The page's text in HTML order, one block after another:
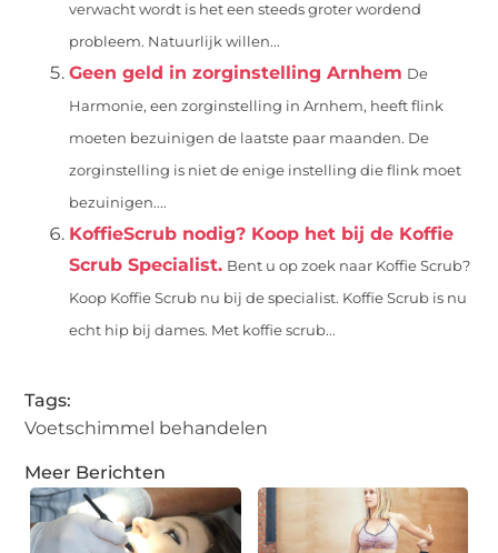
verwacht wordt is het een steeds groter wordend
probleem. Natuurlijk willen...
Geen geld in zorginstelling Arnhem De
Harmonie, een zorginstelling in Arnhem, heeft flink
moeten bezuinigen de laatste paar maanden. De
zorginstelling is niet de enige instelling die flink moet
bezuinigen....
KoffieScrub nodig? Koop het bij de Koffie
Scrub Specialist. Bent u op zoek naar Koffie Scrub?
Koop Koffie Scrub nu bij de specialist. Koffie Scrub is nu
echt hip bij dames. Met koffie scrub...
Tags:
Voetschimmel behandelen
Meer Berichten